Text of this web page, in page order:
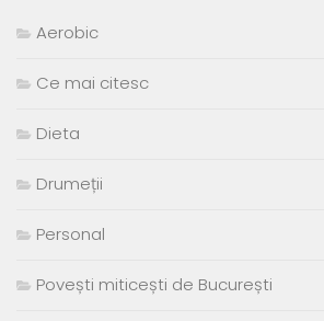
Aerobic
Ce mai citesc
Dieta
Drumeții
Personal
Povești miticești de București